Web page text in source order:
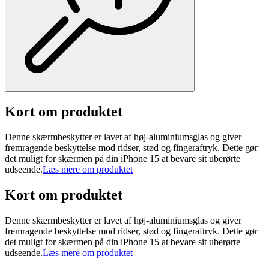
Kort om produktet
Denne skærmbeskytter er lavet af høj-aluminiumsglas og giver
fremragende beskyttelse mod ridser, stød og fingeraftryk. Dette gør
det muligt for skærmen på din iPhone 15 at bevare sit uberørte
udseende.Læs mere om produktet
Kort om produktet
Denne skærmbeskytter er lavet af høj-aluminiumsglas og giver
fremragende beskyttelse mod ridser, stød og fingeraftryk. Dette gør
det muligt for skærmen på din iPhone 15 at bevare sit uberørte
udseende.Læs mere om produktet